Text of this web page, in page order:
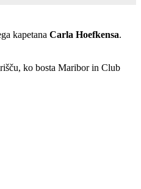
kapetana Carla Hoefkensa.
ko bosta Maribor in Club